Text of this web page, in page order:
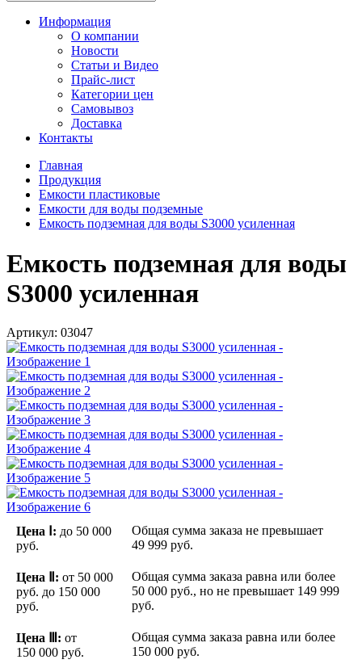
Информация
О компании
Новости
Статьи и Видео
Прайс-лист
Категории цен
Самовывоз
Доставка
Контакты
Главная
Продукция
Емкости пластиковые
Емкости для воды подземные
Емкость подземная для воды S3000 усиленная
Емкость подземная для воды
S3000 усиленная
Артикул: 03047
Цена Ⅰ: до 50 000
руб.
Общая сумма заказа не превышает
49 999 руб.
Цена Ⅱ: от 50 000
руб. до 150 000
руб.
Общая сумма заказа равна или более
50 000 руб., но не превышает 149 999
руб.
Цена Ⅲ: от
150 000 руб.
Общая сумма заказа равна или более
150 000 руб.